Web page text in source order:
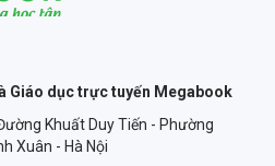
Giáo dục trực tuyến Megabook
Khuất Duy Tiến - Phường
Xuân - Hà Nội